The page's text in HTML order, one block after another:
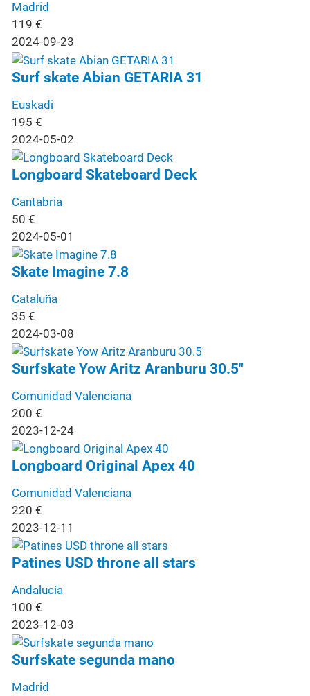
Madrid
119 €
2024-09-23
Surf skate Abian GETARIA 31
Euskadi
195 €
2024-05-02
Longboard Skateboard Deck
Cantabria
50 €
2024-05-01
Skate Imagine 7.8
Cataluña
35 €
2024-03-08
Surfskate Yow Aritz Aranburu 30.5"
Comunidad Valenciana
200 €
2023-12-24
Longboard Original Apex 40
Comunidad Valenciana
220 €
2023-12-11
Patines USD throne all stars
Andalucía
100 €
2023-12-03
Surfskate segunda mano
Madrid